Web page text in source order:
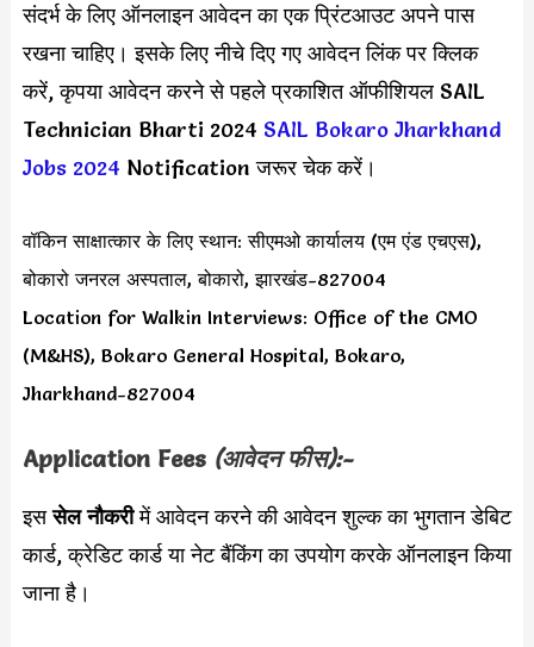
संदर्भ के लिए ऑनलाइन आवेदन का एक प्रिंटआउट अपने पास
रखना चाहिए। इसके लिए नीचे दिए गए आवेदन लिंक पर क्लिक
करें, कृपया आवेदन करने से पहले प्रकाशित ऑफीशियल SAIL
Technician Bharti 2024 SAIL Bokaro Jharkhand
Jobs 2024 Notification जरूर चेक करें।
वॉकिन साक्षात्कार के लिए स्थान: सीएमओ कार्यालय (एम एंड एचएस),
बोकारो जनरल अस्पताल, बोकारो, झारखंड-827004
Location for Walkin Interviews: Office of the CMO
(M&HS), Bokaro General Hospital, Bokaro,
Jharkhand-827004
Application Fees (आवेदन फीस):-
इससेल नौकरीमें आवेदन करने की आवेदन शुल्क का भुगतान डेबिट
कार्ड, क्रेडिट कार्ड या नेट बैंकिंग का उपयोग करके ऑनलाइन किया
जाना है।